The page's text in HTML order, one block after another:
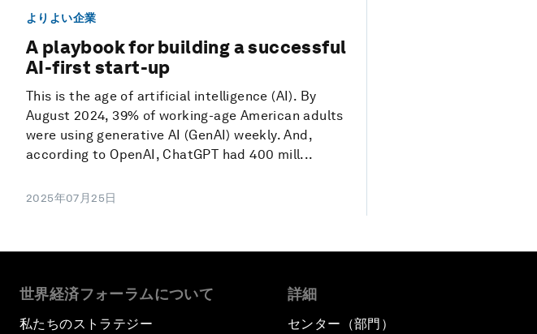
よりよい企業
A playbook for building a successful
AI-first start-up
This is the age of artificial intelligence (AI). By
August 2024, 39% of working-age American adults
were using generative AI (GenAI) weekly. And,
according to OpenAI, ChatGPT had 400 mill...
2025年07月25日
世界経済フォーラムについて
私たちのストラテジー
詳細
センター（部門）